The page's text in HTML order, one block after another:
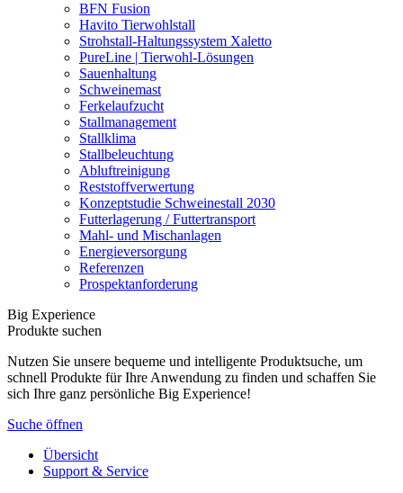
BFN Fusion
Havito Tierwohlstall
Strohstall-Haltungssystem Xaletto
PureLine | Tierwohl-Lösungen
Sauenhaltung
Schweinemast
Ferkelaufzucht
Stallmanagement
Stallklima
Stallbeleuchtung
Abluftreinigung
Reststoffverwertung
Konzeptstudie Schweinestall 2030
Futterlagerung / Futtertransport
Mahl- und Mischanlagen
Energieversorgung
Referenzen
Prospektanforderung
Big Experience
Produkte suchen
Nutzen Sie unsere bequeme und intelligente Produktsuche, um
schnell Produkte für Ihre Anwendung zu finden und schaffen Sie
sich Ihre ganz persönliche Big Experience!
Suche öffnen
Übersicht
Support & Service